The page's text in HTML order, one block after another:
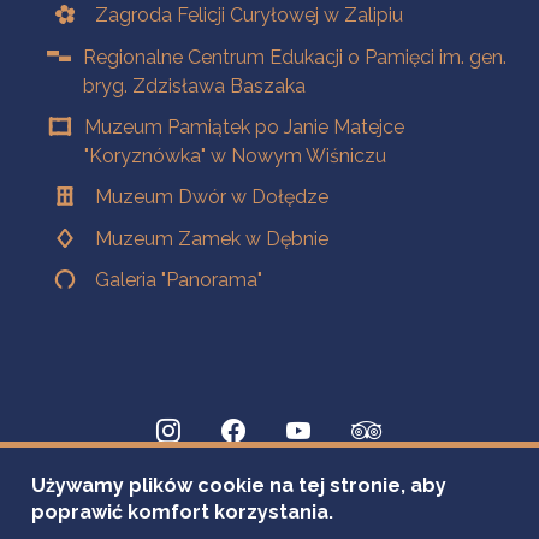
Zagroda Felicji Curyłowej w Zalipiu
Regionalne Centrum Edukacji o Pamięci im. gen.
bryg. Zdzisława Baszaka
Muzeum Pamiątek po Janie Matejce
"Koryznówka" w Nowym Wiśniczu
Muzeum Dwór w Dołędze
Muzeum Zamek w Dębnie
Galeria "Panorama"
Używamy plików cookie na tej stronie, aby
poprawić komfort korzystania.